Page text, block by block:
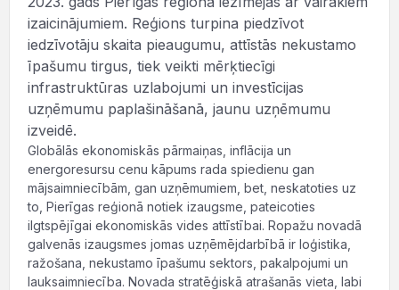
izaicinājumiem. Reģions turpina piedzīvot
iedzīvotāju skaita pieaugumu, attīstās nekustamo
īpašumu tirgus, tiek veikti mērķtiecīgi
infrastruktūras uzlabojumi un investīcijas
uzņēmumu paplašināšanā, jaunu uzņēmumu
izveidē.
Globālās ekonomiskās pārmaiņas, inflācija un
energoresursu cenu kāpums rada spiedienu gan
mājsaimniecībām, gan uzņēmumiem, bet, neskatoties uz
to, Pierīgas reģionā notiek izaugsme, pateicoties
ilgtspējīgai ekonomiskās vides attīstībai. Ropažu novadā
galvenās izaugsmes jomas uzņēmējdarbībā ir loģistika,
ražošana, nekustamo īpašumu sektors, pakalpojumi un
lauksaimniecība. Novada stratēģiskā atrašanās vieta, labi